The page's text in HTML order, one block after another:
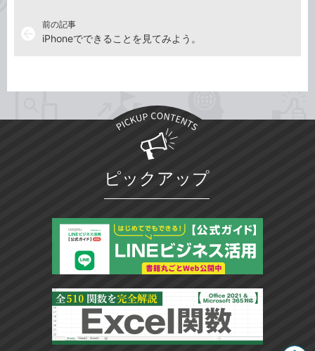
前の記事
iPhoneでできることを見てみよう。
ピックアップ